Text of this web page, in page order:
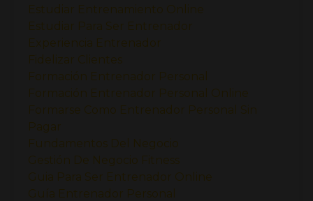
Estudiar Entrenamiento Online
Estudiar Para Ser Entrenador
Experiencia Entrenador
Fidelizar Clientes
Formación Entrenador Personal
Formación Entrenador Personal Online
Formarse Como Entrenador Personal Sin
Pagar
Fundamentos Del Negocio
Gestión De Negocio Fitness
Guia Para Ser Entrenador Online
Guía Entrenador Personal